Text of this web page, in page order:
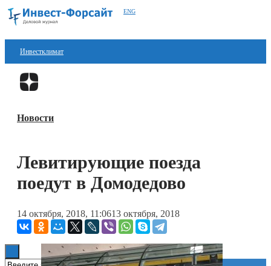
ENG
Инвестклимат
Финансы
Блокчейн
Книги
Новости
Левитирующие поезда
поедут в Домодедово
14 октября, 2018, 11:0613 октября, 2018